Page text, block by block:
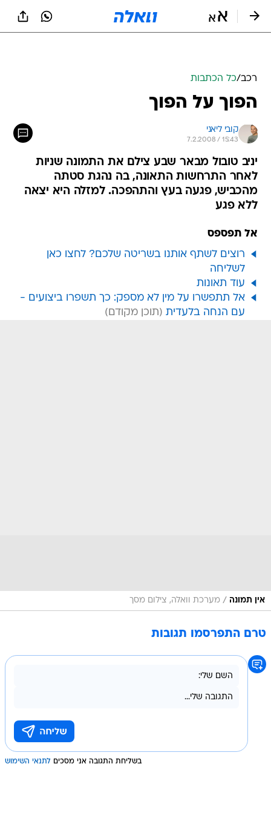
רכב/כל הכתבות
הפוך על הפוך
קובי ליאני
7.2.2008 / 15:43
יניב טובול מבאר שבע צילם את התמונה שניות
לאחר התרחשות התאונה, בה נהגת סטתה
מהכביש, פגעה בעץ והתהפכה. למזלה היא יצאה
ללא פגע
אל תפספס
רוצים לשתף אותנו בשריטה שלכם? לחצו כאן
לשליחה
עוד תאונות
אל תתפשרו על מין לא מספק: כך תשפרו ביצועים -
עם הנחה בלעדית
אין תמונה / מערכת וואלה, צילום מסך
טרם התפרסמו תגובות
בשליחת התגובה אני מסכים לתנאי השימוש